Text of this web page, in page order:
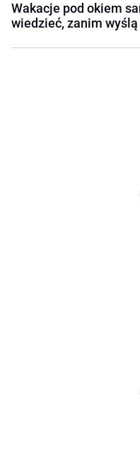
Wakacje pod okiem
wiedzieć, zanim